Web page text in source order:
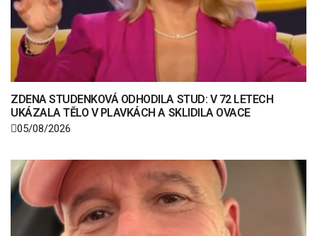
ZDENA STUDENKOVÁ ODHODILA STUD: V 72 LETECH
UKÁZALA TĚLO V PLAVKÁCH A SKLIDILA OVACE
05/08/2026